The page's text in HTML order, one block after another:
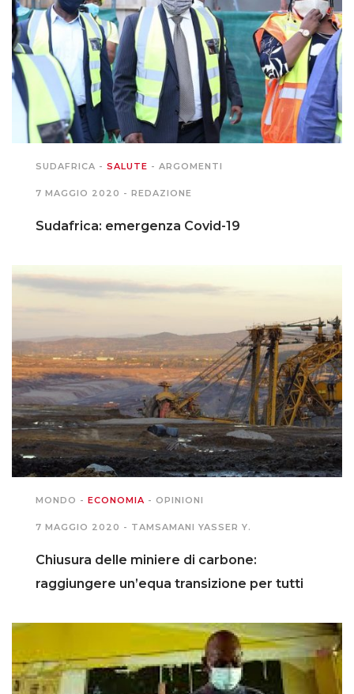
SUDAFRICA - SALUTE - ARGOMENTI
7 MAGGIO 2020 - REDAZIONE
Sudafrica: emergenza Covid-19
MONDO - ECONOMIA - OPINIONI
7 MAGGIO 2020 - TAMSAMANI YASSER Y.
Chiusura delle miniere di carbone:
raggiungere un’equa transizione per tutti